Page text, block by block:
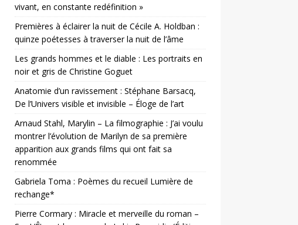
vivant, en constante redéfinition »
Premières à éclairer la nuit de Cécile A. Holdban :
quinze poétesses à traverser la nuit de l’âme
Les grands hommes et le diable : Les portraits en
noir et gris de Christine Goguet
Anatomie d’un ravissement : Stéphane Barsacq,
De l’Univers visible et invisible – Éloge de l’art
Arnaud Stahl, Marylin – La filmographie : J’ai voulu
montrer l’évolution de Marilyn de sa première
apparition aux grands films qui ont fait sa
renommée
Gabriela Toma : Poèmes du recueil Lumière de
rechange*
Pierre Cormary : Miracle et merveille du roman –